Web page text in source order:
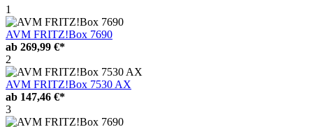
1
AVM FRITZ!Box 7690
ab 269,99 €*
2
AVM FRITZ!Box 7530 AX
ab 147,46 €*
3